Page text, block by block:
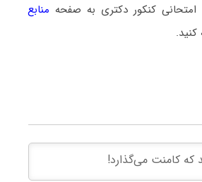
امتحانی کنکور دکتری به صفحه منابع
کنید.